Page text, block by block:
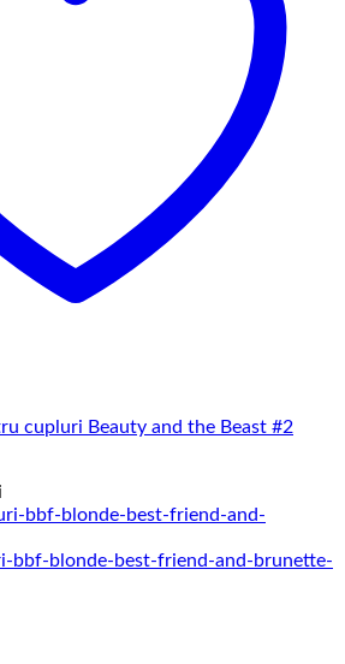
cupluri Beauty and the Beast #2
de
129,00 lei